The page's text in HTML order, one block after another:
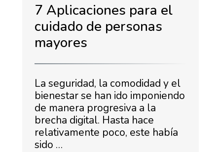
7 Aplicaciones para el
cuidado de personas
mayores
La seguridad, la comodidad y el
bienestar se han ido imponiendo
de manera progresiva a la
brecha digital. Hasta hace
relativamente poco, este había
sido …